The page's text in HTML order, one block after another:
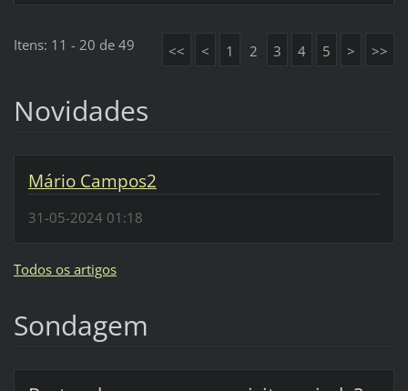
Itens: 11 - 20 de 49 << < 1 2 3 4 5 > >>
Novidades
Mário Campos2
31-05-2024 01:18
Todos os artigos
Sondagem